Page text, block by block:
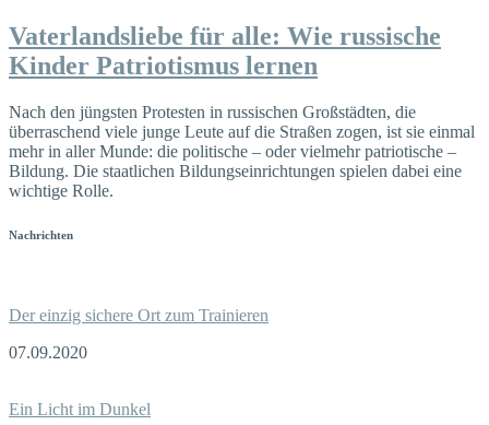
Vaterlandsliebe für alle: Wie russische
Kinder Patriotismus lernen
Nach den jüngsten Protesten in russischen Großstädten, die
überraschend viele junge Leute auf die Straßen zogen, ist sie einmal
mehr in aller Munde: die politische – oder vielmehr patriotische –
Bildung. Die staatlichen Bildungseinrichtungen spielen dabei eine
wichtige Rolle.
Nachrichten
Der einzig sichere Ort zum Trainieren
07.09.2020
Ein Licht im Dunkel